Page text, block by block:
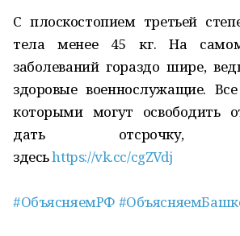
С плоскостопием третьей
тела менее 45 кг. На
заболеваний гораздо шире,
здоровые военнослужащие.
которыми могут освободить
дать отсрочку,
здесьhttps://vk.cc/cgZVdj
#ОбъясняемРФ